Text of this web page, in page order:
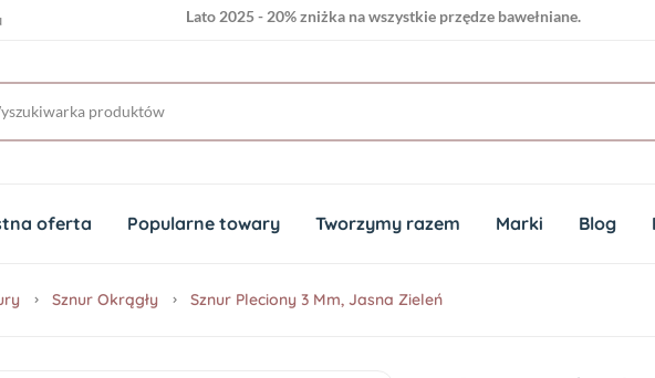
Lato 2025 - 20% zniżka na wszystkie przędze bawełniane.
oferta Popularne towary Tworzymy razem Marki Blog
Sznur Okrągły Sznur Pleciony 3 Mm, Jasna Zieleń